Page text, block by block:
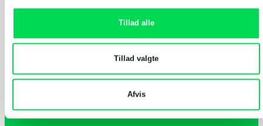
Tillad alle
Tillad valgte
Afvis
Analyse af dit anlæg